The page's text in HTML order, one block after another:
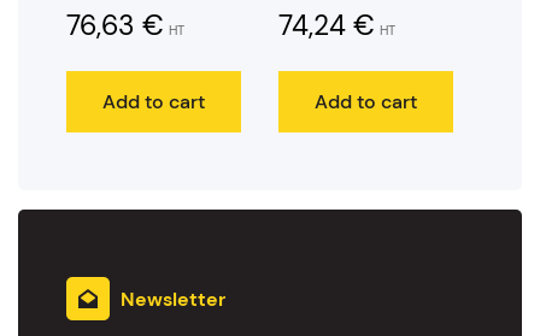
76,63 € HT
Add to cart
74,24 € HT
Add to cart
Newsletter